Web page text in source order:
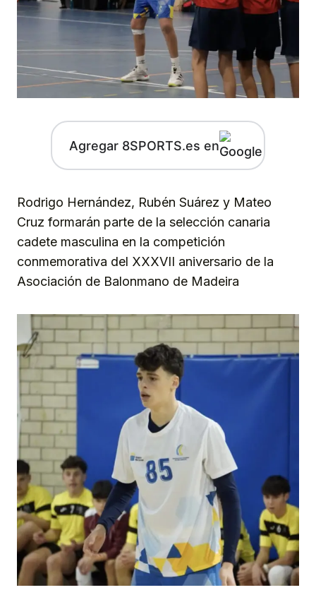
Agregar 8SPORTS.es en
Rodrigo Hernández, Rubén Suárez y Mateo
Cruz formarán parte de la selección canaria
cadete masculina en la competición
conmemorativa del XXXVII aniversario de la
Asociación de Balonmano de Madeira